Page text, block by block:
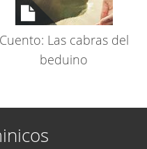
Cuento: Las cabras del
beduino